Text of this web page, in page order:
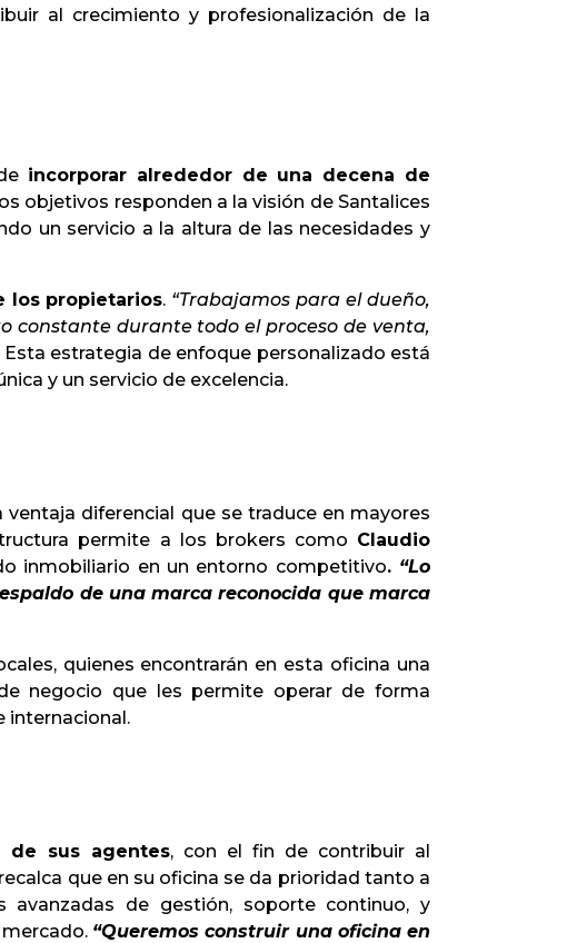
al crecimiento y profesionalización de la
incorporar alrededor de una decena de
objetivos responden a la visión de Santalices
un servicio a la altura de las necesidades y
los propietarios. “Trabajamos para el dueño,
constante durante todo el proceso de venta,
Esta estrategia de enfoque personalizado está
y un servicio de excelencia.
diferencial que se traduce en mayores
permite a los brokers como Claudio
inmobiliario en un entorno competitivo. “Lo
de una marca reconocida que marca
quienes encontrarán en esta oficina una
negocio que les permite operar de forma
internacional.
de sus agentes, con el fin de contribuir al
que en su oficina se da prioridad tanto a
avanzadas de gestión, soporte continuo, y
“Queremos construir una oficina en